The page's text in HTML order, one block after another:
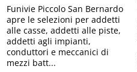
Funivie Piccolo San Bernardo
apre le selezioni per addetti
alle casse, addetti alle piste,
addetti agli impianti,
conduttori e meccanici di
mezzi batt...